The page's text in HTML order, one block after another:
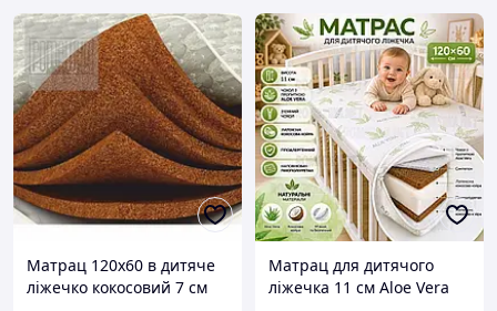
Матрац 120х60 в дитяче
ліжечко кокосовий 7 см
Матрац для дитячого
ліжечка 11 см Aloe Verа